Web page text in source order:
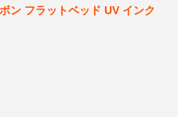
ン フラットベッド UV インク